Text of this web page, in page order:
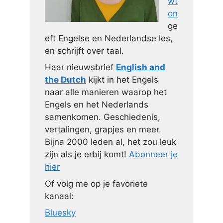
on
ge
eft Engelse en Nederlandse les,
en schrijft over taal.
Haar nieuwsbrief English and
the Dutch kijkt in het Engels
naar alle manieren waarop het
Engels en het Nederlands
samenkomen. Geschiedenis,
vertalingen, grapjes en meer.
Bijna 2000 leden al, het zou leuk
zijn als je erbij komt! Abonneer je
hier
Of volg me op je favoriete
kanaal:
Bluesky